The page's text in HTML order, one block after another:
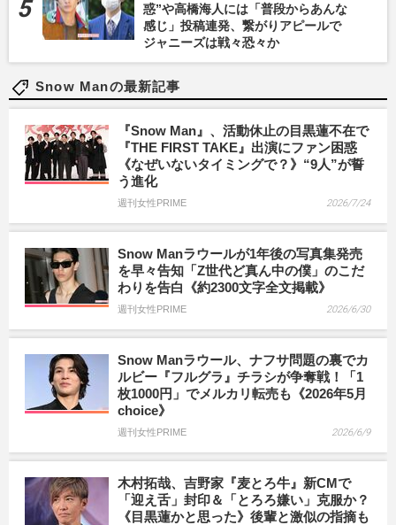
惑”や高橋海人には「普段からあんな
感じ」投稿連発、繋がりアピールで
ジャニーズは戦々恐々か
Snow Manの最新記事
『Snow Man』、活動休止の目黒蓮不在で
『THE FIRST TAKE』出演にファン困惑
《なぜいないタイミングで？》“9人”が誓
う進化
週刊女性PRIME 2026/7/24
Snow Manラウールが1年後の写真集発売
を早々告知「Z世代ど真ん中の僕」のこだ
わりを告白《約2300文字全文掲載》
週刊女性PRIME 2026/6/30
Snow Manラウール、ナフサ問題の裏でカ
ルビー『フルグラ』チラシが争奪戦！「1
枚1000円」でメルカリ転売も《2026年5月
choice》
週刊女性PRIME 2026/6/9
木村拓哉、吉野家『麦とろ牛』新CMで
「迎え舌」封印＆「とろろ嫌い」克服か？
《目黒蓮かと思った》後輩と激似の指摘も